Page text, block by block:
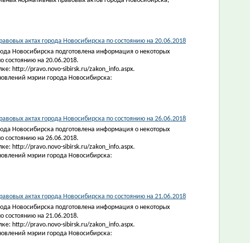
актах города Новосибирска по состоянию на 20.06.2018
Новосибирска подготовлена информация о некоторых
состоянию на 20.06.2018.
http://pravo.novo-sibirsk.ru/zakon_info.aspx.
мэрии города Новосибирска:
актах города Новосибирска по состоянию на 26.06.2018
Новосибирска подготовлена информация о некоторых
состоянию на 26.06.2018.
http://pravo.novo-sibirsk.ru/zakon_info.aspx.
мэрии города Новосибирска:
актах города Новосибирска по состоянию на 21.06.2018
Новосибирска подготовлена информация о некоторых
состоянию на 21.06.2018.
http://pravo.novo-sibirsk.ru/zakon_info.aspx.
мэрии города Новосибирска: